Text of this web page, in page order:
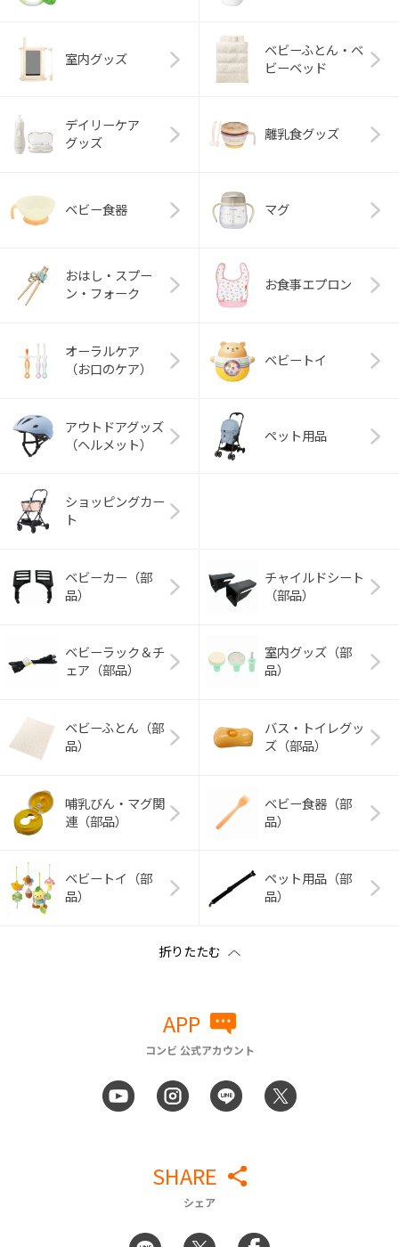
室内グッズ
ベビーふとん・ベ
ビーベッド
デイリーケア
グッズ
離乳食グッズ
ベビー食器 マグ
おはし・スプー
ン・フォーク
お食事エプロン
オーラルケア
（お口のケア）
ベビートイ
アウトドアグッズ
（ヘルメット）
ペット用品
ショッピングカー
ト
ベビーカー（部
品）
チャイルドシート
（部品）
ベビーラック＆チ
ェア（部品）
室内グッズ（部
品）
ベビーふとん（部
品）
バス・トイレグッ
ズ（部品）
哺乳びん・マグ関
連（部品）
ベビー食器（部
品）
ベビートイ（部
品）
ペット用品（部
品）
APP
コンビ 公式アカウント
SHARE
シェア